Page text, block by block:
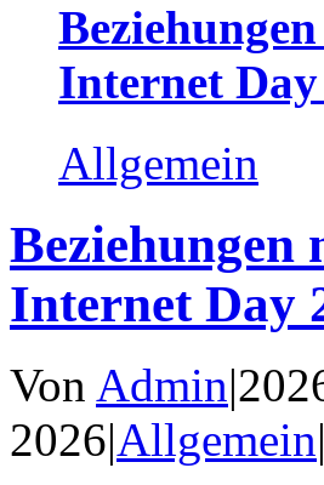
Internet Day
Allgemein
Internet Day
Von Admin|
2026|Allgemein|